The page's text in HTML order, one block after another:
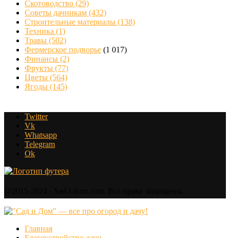
Скотоводство (29)
Советы дачникам (432)
Строительные материалы (138)
Техника (1)
Травы (502)
Фермерское подворье (1 017)
Финансы (2)
Фрукты (77)
Цветы (564)
Ягоды (145)
Twitter
Vk
Whatsapp
Telegram
Ok
Главная